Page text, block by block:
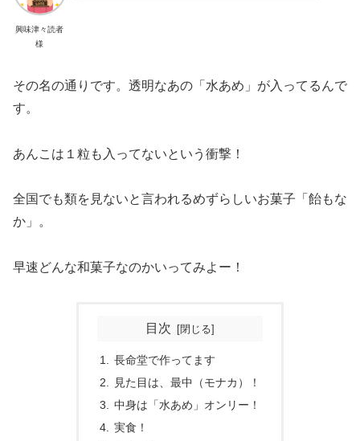
興味津々読者
様
その名の通りです。透明なあの「水あめ」が入ってるんで
す。
あんこは１粒も入ってないという衝撃！
全国でも類を見ないと言われるめずらしいお菓子「飴もな
か」。
早速どんな和菓子なのかいってみよー！
目次
長命堂で作ってます
見た目は、最中（モナカ）！
中身は「水あめ」オンリー！
実食！